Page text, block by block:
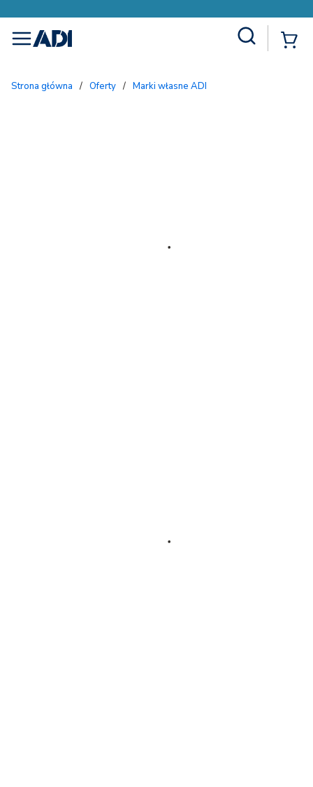
menu
Strona główna / Oferty / Marki własne ADI